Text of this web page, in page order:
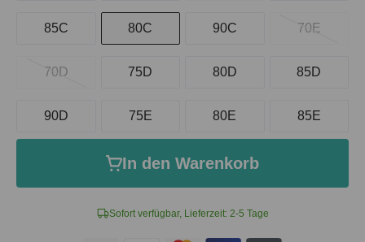
Sofort verfügbar, Lieferzeit: 2-5 Tage
85C 80C 90C 70E
70D 75D 80D 85D
90D 75E 80E 85E
In den Warenkorb